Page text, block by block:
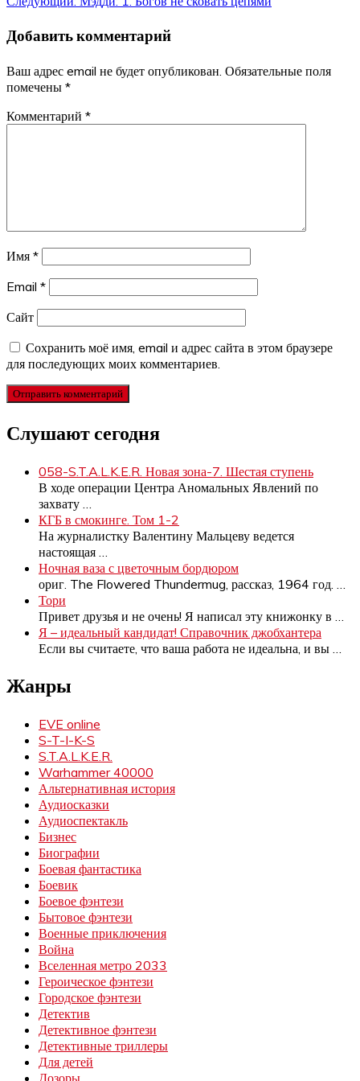
записям
Добавить комментарий
Ваш адрес email не будет опубликован. Обязательные поля
помечены *
Комментарий *
Имя *
Email *
Сайт
Сохранить моё имя, email и адрес сайта в этом браузере
для последующих моих комментариев.
Слушают сегодня
058-S.T.A.L.K.E.R. Новая зона-7. Шестая ступень
В ходе операции Центра Аномальных Явлений по
захвату
КГБ в смокинге. Том 1-2
На журналистку Валентину Мальцеву ведется
настоящая
Ночная ваза с цветочным бордюром
ориг. The Flowered Thundermug, рассказ, 1964 год.
Тори
Привет друзья и не очень! Я написал эту книжонку в
Я – идеальный кандидат! Справочник джобхантера
Если вы считаете, что ваша работа не идеальна, и вы
Жанры
EVE online
S-T-I-K-S
S.T.A.L.K.E.R.
Warhammer 40000
Альтернативная история
Аудиосказки
Аудиоспектакль
Бизнес
Биографии
Боевая фантастика
Боевик
Боевое фэнтези
Бытовое фэнтези
Военные приключения
Война
Вселенная метро 2033
Героическое фэнтези
Городское фэнтези
Детектив
Детективное фэнтези
Детективные триллеры
Для детей